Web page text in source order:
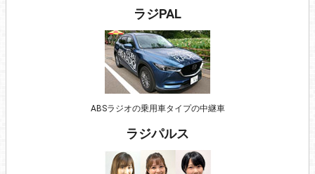
ラジPAL
ABSラジオの乗用車タイプの中継車
ラジパルス